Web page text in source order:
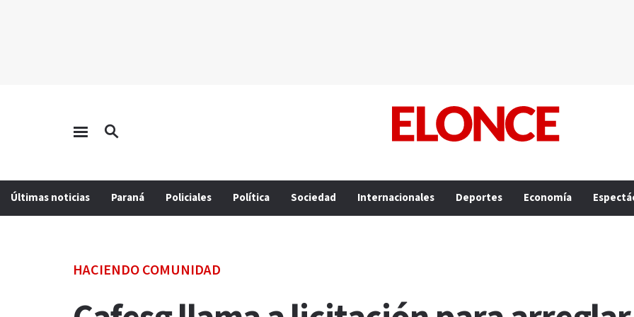
Últimas noticias Paraná Policiales Política Sociedad Internacionales Deportes Economía
HACIENDO COMUNIDAD